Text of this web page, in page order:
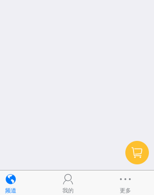
频道 我的 更多